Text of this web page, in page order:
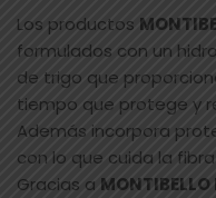
Los productos
formulados con un
de trigo que
tiempo que protege y
Además incorpora
con lo que cuida la
Gracias a MONTIBELLO